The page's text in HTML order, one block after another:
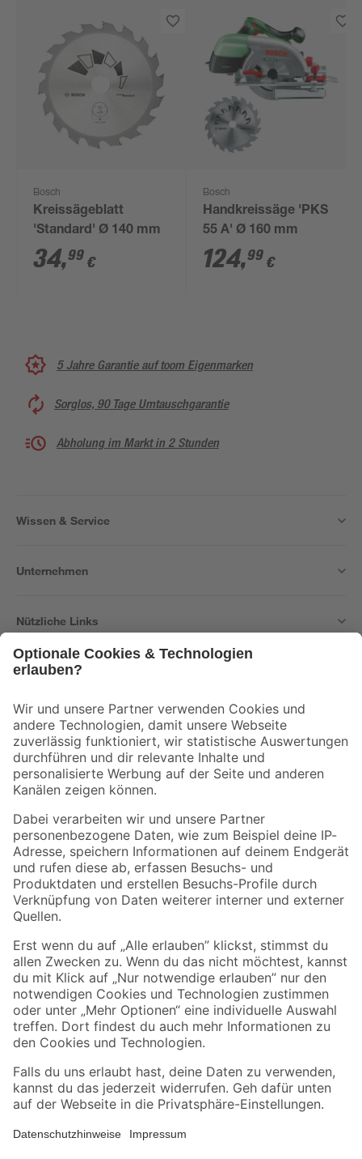
Bosch
Kreissägeblatt
'Standard' Ø 140 mm
34,99 €
Bosch
Handkreissäge 'PKS
55 A' Ø 160 mm
124,99 €
5 Jahre Garantie auf toom Eigenmarken
Sorglos, 90 Tage Umtauschgarantie
Abholung im Markt in 2 Stunden
Wissen & Service
Unternehmen
Nützliche Links
Der toom Newsletter: Keine Angebote und Aktionen mehr verpassen!
Zur Newsletter Anmeldung
Folge uns
Zahlungsarten Versandarten
Sicher einkaufen
Jetzt die toom-App herunterladen
Alle Preisangaben in EUR inkl. gesetzl. MwSt.. Die dargestellten Angebote sind unter
Umständen nicht in allen Märkten verfügbar. Die angegebenen Verfügbarkeiten beziehen
Produkte nur solange der Vorrat reicht.
*Paketversand ab 59 € versandkostenfrei, gilt nicht für Artikel mit Speditionsversand, hier